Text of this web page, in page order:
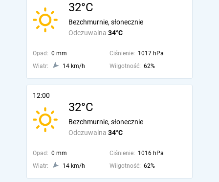
32°C
Odczuwalna 34°C
Bezchmurnie, słonecznie
Opad: 0 mm Ciśnienie: 1017 hPa
Wiatr:
14 km/h Wilgotność: 62%
12:00
32°C
Odczuwalna 34°C
Bezchmurnie, słonecznie
Opad: 0 mm Ciśnienie: 1016 hPa
Wiatr:
14 km/h Wilgotność: 62%